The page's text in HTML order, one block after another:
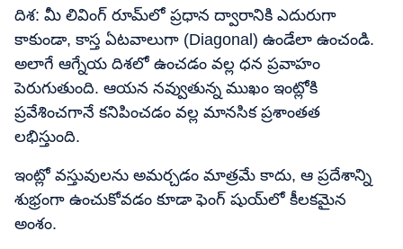
దిశ: మీ లివింగ్ రూమ్‌లో ప్రధాన ద్వారానికి ఎదురుగా
కాకుండా, కాస్త ఏటవాలుగా (Diagonal) ఉండేలా ఉంచండి.
అలాగే ఆగ్నేయ దిశలో ఉంచడం వల్ల ధన ప్రవాహం
పెరుగుతుంది. ఆయన నవ్వుతున్న ముఖం ఇంట్లోకి
ప్రవేశించగానే కనిపించడం వల్ల మానసిక ప్రశాంతత
లభిస్తుంది.
ఇంట్లో వస్తువులను అమర్చడం మాత్రమే కాదు, ఆ ప్రదేశాన్ని
శుభ్రంగా ఉంచుకోవడం కూడా ఫెంగ్ షుయ్‌లో కీలకమైన
అంశం.